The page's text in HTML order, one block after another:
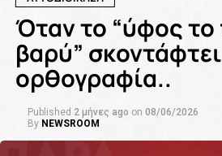
Όταν το “ύφος το
βαρύ”
ορθογραφία..
Published 2 μήνες ago on 08/06/2026
By NEWSROOM